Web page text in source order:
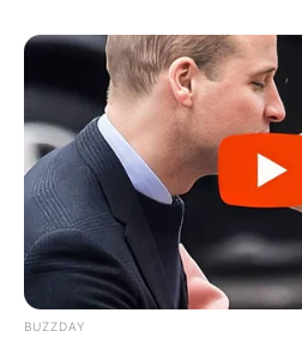
BUZZDAY